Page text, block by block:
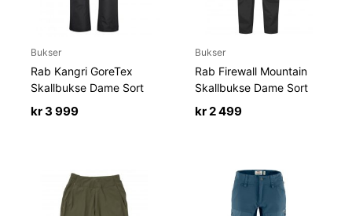
Bukser
Rab Kangri GoreTex
Skallbukse Dame Sort
kr3 999
Bukser
Rab Firewall Mountain
Skallbukse Dame Sort
kr 2 499